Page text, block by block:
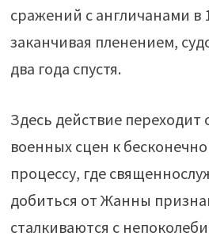
сражений с англичанами в
заканчивая пленением,
два года спустя.
Здесь действие
военных сцен к
процессу, где
добиться от Жанны
сталкиваются с